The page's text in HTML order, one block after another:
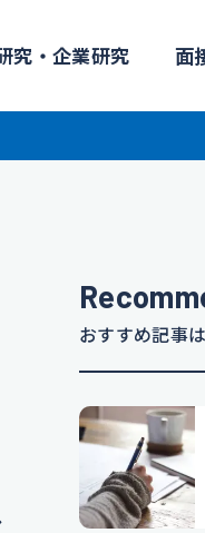
究・企業研究 面
おすすめ記事